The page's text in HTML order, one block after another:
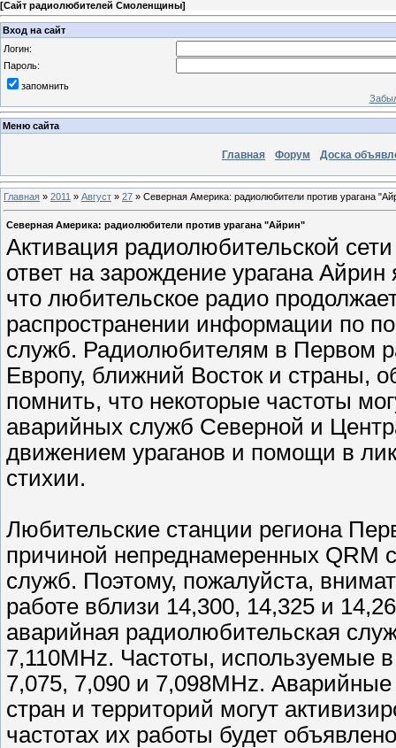
[Сайт радиолюбителей Смоленщины]
Вход на сайт
Логин:
Пароль:
запомнить
Меню сайта
Главная Форум Доска
Главная » 2011 » Август » 27 » Северная Америка: радиолюбители против урагана
Северная Америка: радиолюбители против урагана "Айрин"
Активация радиолюбительской
ответ на зарождение урагана
что любительское радио
распространении информации по
служб. Радиолюбителям в Первом
Европу, ближний Восток и страны,
помнить, что некоторые частоты
аварийных служб Северной и
движением ураганов и помощи в
стихии.
Любительские станции региона
причиной непреднамеренных QRM
служб. Поэтому, пожалуйста,
работе вблизи 14,300, 14,325 и
аварийная радиолюбительская
7,110MHz. Частоты, используемые
7,075, 7,090 и 7,098MHz.
стран и территорий могут
частотах их работы будет